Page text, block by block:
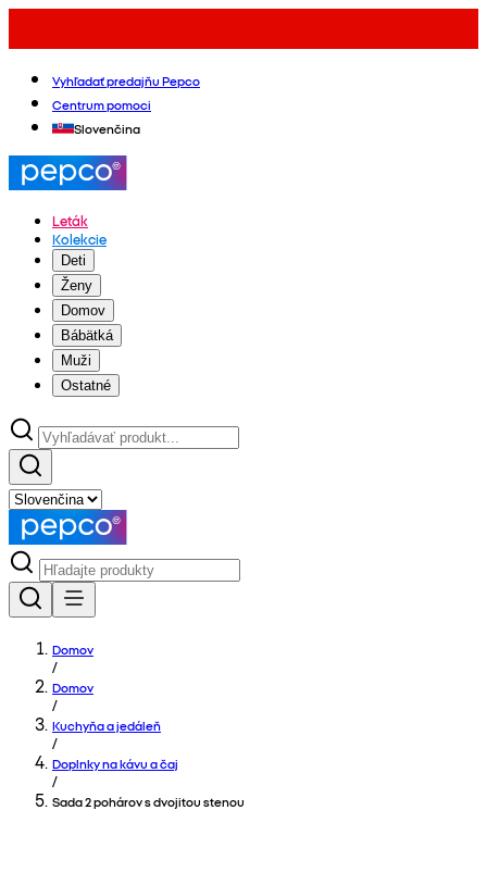
Vyhľadať predajňu Pepco
Centrum pomoci
Slovenčina
Leták
Kolekcie
Deti
Ženy
Domov
Bábätká
Muži
Ostatné
Domov
/
Domov
/
Kuchyňa a jedáleň
/
Doplnky na kávu a čaj
/
Sada 2 pohárov s dvojitou stenou